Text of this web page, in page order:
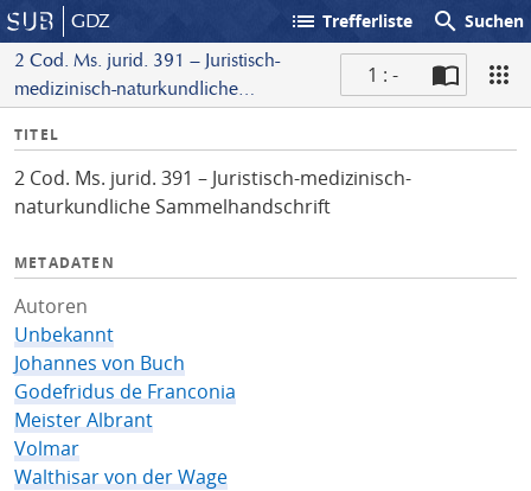
GDZ list Trefferliste search Suchen
2 Cod. Ms. jurid. 391 – Juristisch-
medizinisch-naturkundliche
1 : -
I
f
o
TITEL
2 Cod. Ms. jurid. 391 – Juristisch-medizinisch-
naturkundliche Sammelhandschrift
METADATEN
Autoren
Unbekannt
Johannes von Buch
Godefridus de Franconia
Meister Albrant
Volmar
Walthisar von der Wage